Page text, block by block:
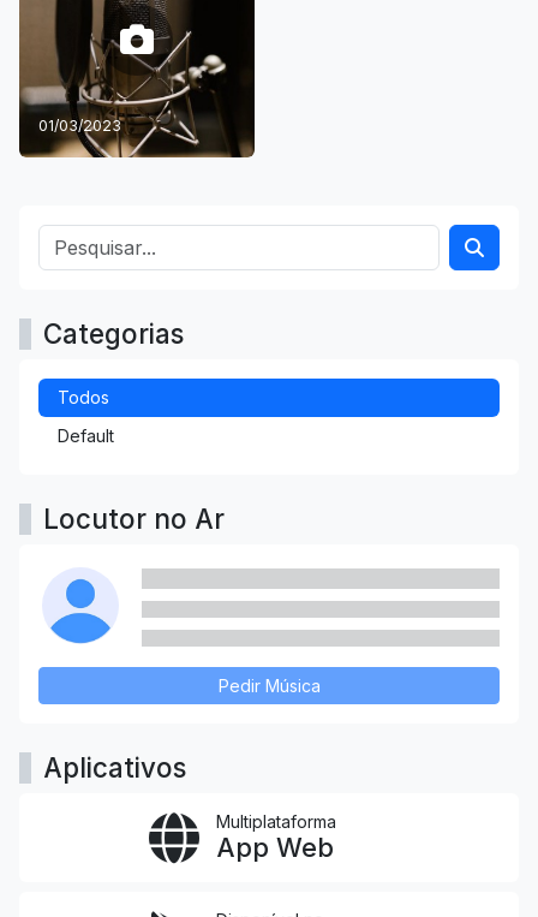
01/03/2023
Categorias
Todos
Default
Locutor no Ar
Pedir Música
Aplicativos
Multiplataforma
App Web